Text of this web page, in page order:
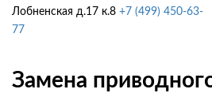
Лобненская д.17 к.8 +7 (499) 450-63-
77
Замена